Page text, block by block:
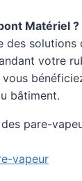
Matériel ?
votre
vous
bâtiment.
pare-
vapeur